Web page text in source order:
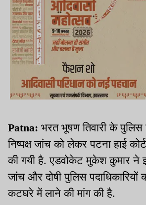
Patna: भरत भूषण तिवारी के
निष्पक्ष जांच को लेकर पटना हाई
की गयी है. एडवोकेट मुकेश कुमार ने
जांच और दोषी पुलिस पदाधिकारियों
कटघरे में लाने की मांग की है.